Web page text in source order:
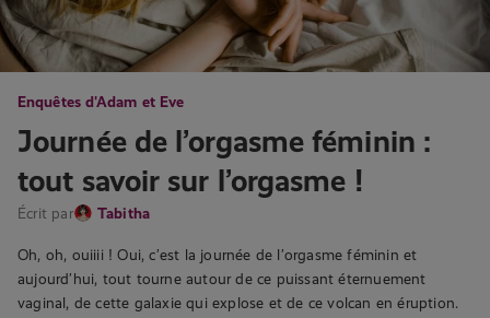
Enquêtes d'Adam et Eve
Journée de l’orgasme féminin :
tout savoir sur l’orgasme !
Écrit par Tabitha
Oh, oh, ouiiii ! Oui, c’est la journée de l’orgasme féminin et
aujourd’hui, tout tourne autour de ce puissant éternuement
vaginal, de cette galaxie qui explose et de ce volcan en éruption.